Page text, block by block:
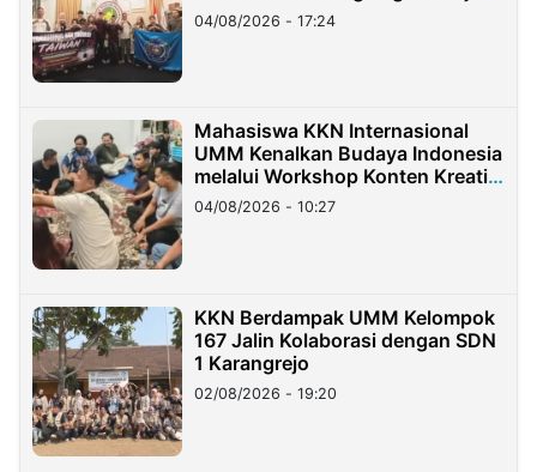
Migran Indonesia di Taiwan
04/08/2026 - 17:24
Mahasiswa KKN Internasional
UMM Kenalkan Budaya Indonesia
melalui Workshop Konten Kreatif
di Taiwan
04/08/2026 - 10:27
KKN Berdampak UMM Kelompok
167 Jalin Kolaborasi dengan SDN
1 Karangrejo
02/08/2026 - 19:20